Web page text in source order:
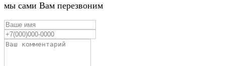
мы сами Вам перезвоним